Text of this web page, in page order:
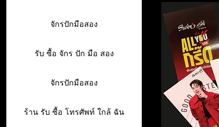
จักรปักมือสอง
รับ ซื้อ จักร ปัก มือ สอง
จักรปักมือสอง
ร้าน รับ ซื้อ โทรศัพท์ ใกล้ ฉัน